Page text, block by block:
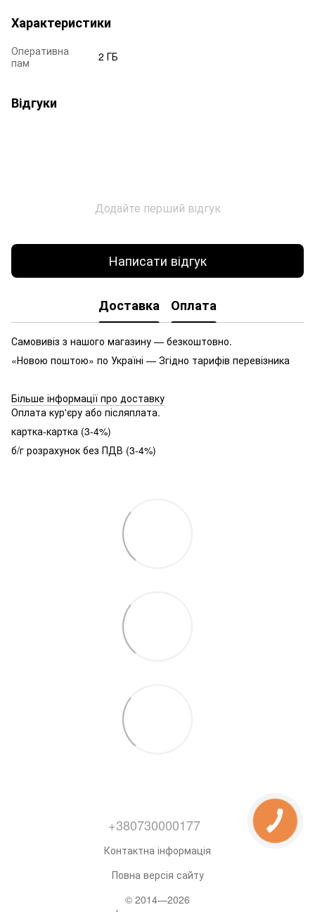
Характеристики
Оперативна
пам
2 ГБ
Відгуки
Додайте перший відгук
Написати відгук
Доставка Оплата
Самовивіз з нашого магазину — безкоштовно.
«Новою поштою» по Україні — Згідно тарифів перевізника
Більше інформації про доставку
Оплата кур'єру або післяплата.
картка-картка (3-4%)
б/г розрахунок без ПДВ (3-4%)
+380730000177
Контактна інформація
Повна версія сайту
© 2014—2026